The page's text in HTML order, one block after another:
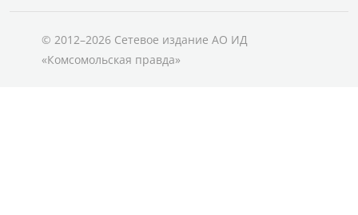
© 2012–2026 Сетевое издание АО ИД
«Комсомольская правда»